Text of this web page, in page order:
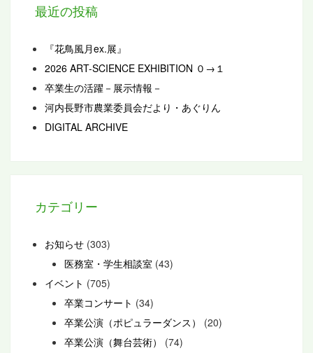
最近の投稿
『花鳥風月ex.展』
2026 ART-SCIENCE EXHIBITION ０→１
卒業生の活躍－展示情報－
河内長野市農業委員会だより・あぐりん
DIGITAL ARCHIVE
カテゴリー
お知らせ (303)
医務室・学生相談室 (43)
イベント (705)
卒業コンサート (34)
卒業公演（ポピュラーダンス）
(20)
卒業公演（舞台芸術）
(74)